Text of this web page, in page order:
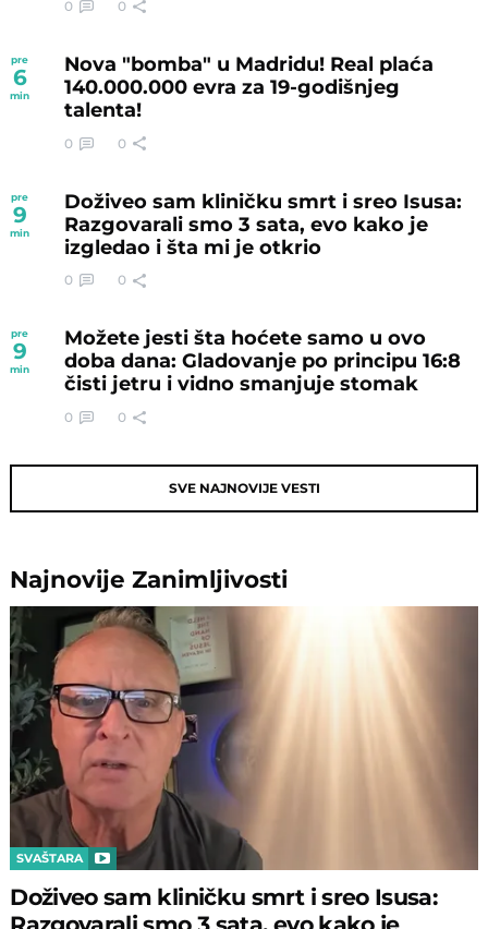
0 0
pre
6
min
Nova "bomba" u Madridu! Real plaća
140.000.000 evra za 19-godišnjeg
talenta!
0 0
pre
9
min
Doživeo sam kliničku smrt i sreo Isusa:
Razgovarali smo 3 sata, evo kako je
izgledao i šta mi je otkrio
0 0
pre
9
min
Možete jesti šta hoćete samo u ovo
doba dana: Gladovanje po principu 16:8
čisti jetru i vidno smanjuje stomak
0 0
SVE NAJNOVIJE VESTI
NajnovijeZanimljivosti
SVAŠTARA
Doživeo sam kliničku smrt i sreo Isusa: